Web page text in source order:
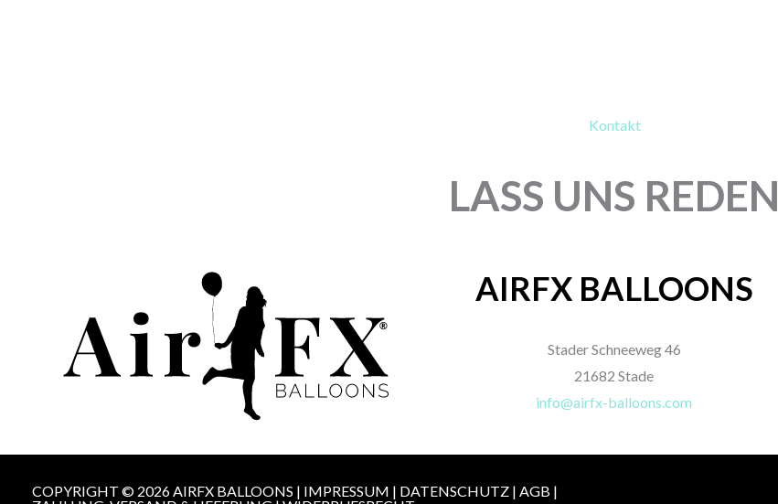
Kontakt
LASS UNS REDEN
AIRFX BALLOONS
Stader Schneeweg 46
21682 Stade
info@airfx-balloons.com
COPYRIGHT © 2026 AIRFX BALLOONS | IMPRESSUM | DATENSCHUTZ | AGB |